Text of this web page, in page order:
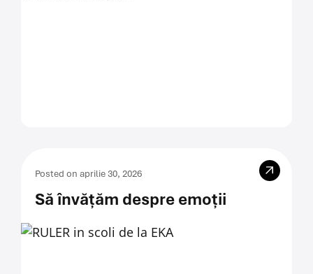
Posted on aprilie 30, 2026
Să învățăm despre emoții